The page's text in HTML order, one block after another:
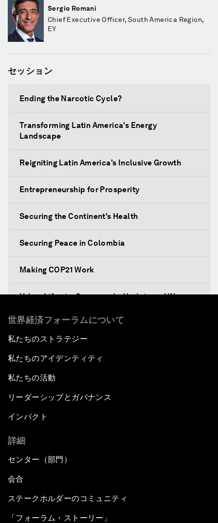
Sergio Romani
Chief Executive Officer, South America Region,
EY
セッション
Ending the Narcotic Cycle?
Transforming Latin America's Energy
Landscape
Reigniting Latin America's Inclusive Growth
Entrepreneurship for Prosperity
Securing the Continent's Health
Securing Peace in Colombia
Making COP21 Work
Urban Life at a Crossroads: Update on UN
Embracing the Fourth Industrial Revolution in
Latin America
America
Systems
Bytes, Payments and the Blockchain: Fintech in
Latin America
Creating an Innovative Ecosystem for
Education
世界経済フォーラムについて
私たちのストラテジー
私たちのアイデンティティ
私たちの活動
リーダーシップとガバナンス
インパクト
詳細
センター（部門）
会合
ステークホルダーのコミュニティ
「フォーラム・ストーリー」